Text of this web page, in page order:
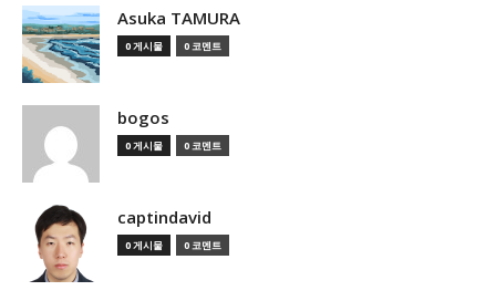
Asuka TAMURA
0 게시물 0 코멘트
bogos
0 게시물 0 코멘트
captindavid
0 게시물 0 코멘트